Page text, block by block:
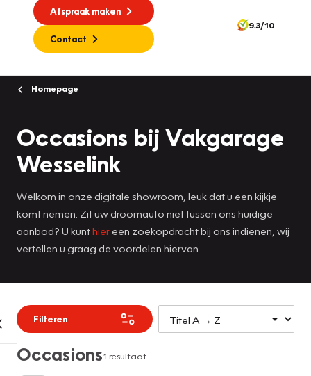
Afspraak maken
Contact
9.3/10
Homepage
Occasions bij Vakgarage
Wesselink
Welkom in onze digitale showroom, leuk dat u een kijkje
komt nemen. Zit uw droomauto niet tussen ons huidige
aanbod? U kunthier een zoekopdracht bij ons indienen, wij
vertellen u graag de voordelen hiervan.
Filteren
Occasions1 resultaat